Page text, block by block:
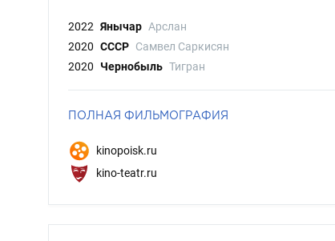
2022 Янычар Арслан
2020 СССР Самвел Саркисян
2020
Чернобыль Тигран
ПОЛНАЯ ФИЛЬМОГРАФИЯ
kinopoisk.ru
kino-teatr.ru